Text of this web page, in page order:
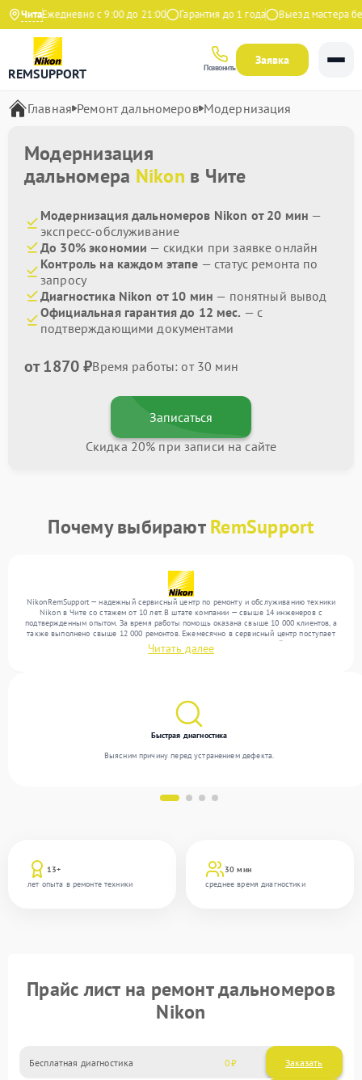
Чита
Ежедневно с 9:00 до 21:00 Гарантия до 1 года Выезд мастера
REMSUPPORT Позвонить
Заявка
Главная Ремонт дальномеров Модернизация
Модернизация
дальномера Nikon в Чите
Модернизация дальномеров Nikon от 20 мин —
экспресс-обслуживание
До 30% экономии — скидки при заявке онлайн
Контроль на каждом этапе — статус ремонта по
запросу
Диагностика Nikon от 10 мин — понятный вывод
Официальная гарантия до 12 мес. — с
подтверждающими документами
от 1870 ₽Время работы: от 30 мин
Записаться
Скидка 20% при записи на сайте
Почему выбираютRemSupport
NikonRemSupport — надежный сервисный центр по ремонту и обслуживанию техники
Nikon в Чите со стажем от 10 лет. В штате компании — свыше 14 инженеров с
подтвержденным опытом. За время работы помощь оказана свыше 10 000 клиентов, а
также выполнено свыше 12 000 ремонтов. Ежемесячно в сервисный центр поступает
свыше 300 единиц техники, включая , , . Мы беремся за задачи любой сложности и
поддерживаем высокий стандарт качества благодаря опыту команды.
Читать далее
13+
лет опыта в ремонте техники
30 мин
среднее время диагностики
Быстрая диагностика
Выясним причину перед устранением дефекта.
Прайс лист на ремонт дальномеров
Nikon
Бесплатная диагностика 0 Заказать